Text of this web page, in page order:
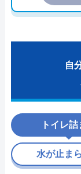
自
トイレ詰
水が止ま